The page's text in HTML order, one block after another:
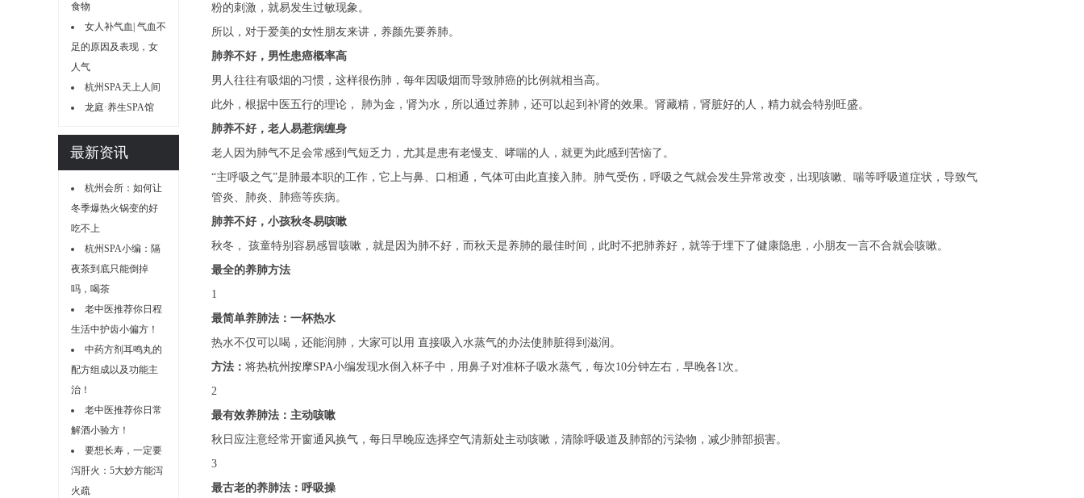
食物
女人补气血| 气血不
足的原因及表现，女
人气
杭州SPA天上人间
龙庭·养生SPA馆
最新资讯
杭州会所：如何让
冬季爆热火锅变的好
吃不上
杭州SPA小编：隔
夜茶到底只能倒掉
吗，喝茶
老中医推荐你日程
生活中护齿小偏方！
中药方剂耳鸣丸的
配方组成以及功能主
治！
老中医推荐你日常
解酒小验方！
要想长寿，一定要
泻肝火：5大妙方能泻
火疏
粉的刺激，就易发生过敏现象。
所以，对于爱美的女性朋友来讲，养颜先要养肺。
肺养不好，男性患癌概率高
男人往往有吸烟的习惯，这样很伤肺，每年因吸烟而导致肺癌的比例就相当高。
此外，根据中医五行的理论， 肺为金，肾为水，所以通过养肺，还可以起到补肾的效果。肾藏精，肾脏好的人，精力就会特别旺盛。
肺养不好，老人易惹病缠身
老人因为肺气不足会常感到气短乏力，尤其是患有老慢支、哮喘的人，就更为此感到苦恼了。
“主呼吸之气”是肺最本职的工作，它上与鼻、口相通，气体可由此直接入肺。肺气受伤，呼吸之气就会发生异常改变，出现咳嗽、喘等呼吸道症状，导致气
管炎、肺炎、肺癌等疾病。
肺养不好，小孩秋冬易咳嗽
秋冬， 孩童特别容易感冒咳嗽，就是因为肺不好，而秋天是养肺的最佳时间，此时不把肺养好，就等于埋下了健康隐患，小朋友一言不合就会咳嗽。
最全的养肺方法
1
最简单养肺法：一杯热水
热水不仅可以喝，还能润肺，大家可以用 直接吸入水蒸气的办法使肺脏得到滋润。
方法： 将热杭州按摩SPA小编发现水倒入杯子中，用鼻子对准杯子吸水蒸气，每次10分钟左右，早晚各1次。
2
最有效养肺法：主动咳嗽
秋日应注意经常开窗通风换气，每日早晚应选择空气清新处主动咳嗽，清除呼吸道及肺部的污染物，减少肺部损害。
3
最古老的养肺法：呼吸操